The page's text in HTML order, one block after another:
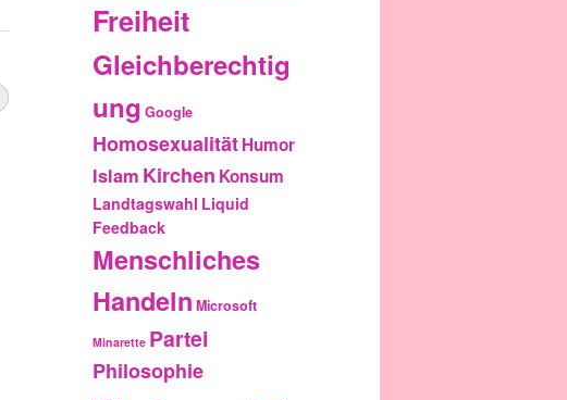
Freiheit
Gleichberechtig
ung Google
HomosexualitätHumor
Islam Kirchen Konsum
Landtagswahl Liquid
Feedback
Menschliches
Handeln Microsoft
Minarette Partei
Philosophie